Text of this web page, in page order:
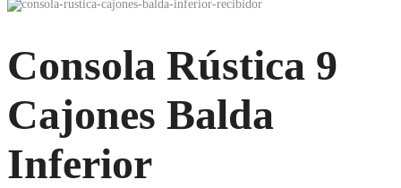
Consola Rústica 9
Cajones Balda
Inferior